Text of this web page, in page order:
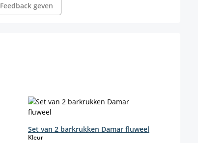
Feedback geven
Set van 2 barkrukken Damar fluweel
Kleurselect